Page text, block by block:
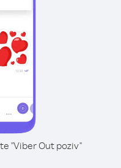
"Viber Out poziv"